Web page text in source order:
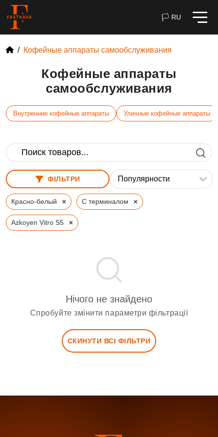
🏳 RU
Кофейные аппараты самообслуживания
Кофейные аппараты
самообслуживания
Внутренние кофейные аппараты Уличные кофейные аппараты
ФІЛЬТРИ
Красно-белый × С терминалом ×
Azkoyen Vitro S5 ×
Нічого не знайдено
Спробуйте змінити параметри фільтрації
СКИНУТИ ВСІ ФІЛЬТРИ